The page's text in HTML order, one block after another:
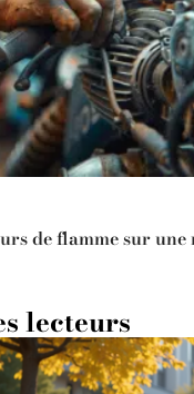
de flamme sur
lecteurs